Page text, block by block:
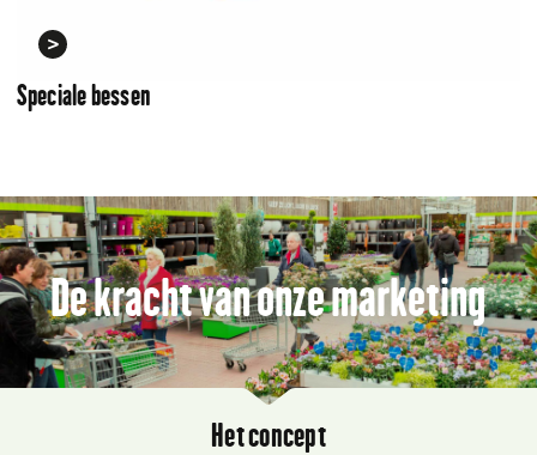
Speciale bessen
De kracht van onze marketing
Het concept